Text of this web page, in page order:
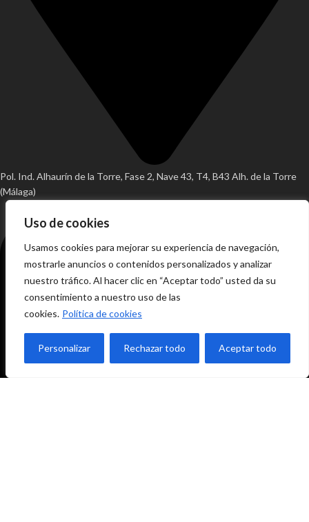
Uso de cookies
Usamos cookies para mejorar su experiencia de navegación,
mostrarle anuncios o contenidos personalizados y analizar
nuestro tráfico. Al hacer clic en “Aceptar todo” usted da su
consentimiento a nuestro uso de las
cookies. Política de cookies
Personalizar Rechazar todo Aceptar todo
Pol. Ind. Alhaurín de la Torre, Fase 2, Nave 43, T4, B43 Alh. de la Torre
(Málaga)